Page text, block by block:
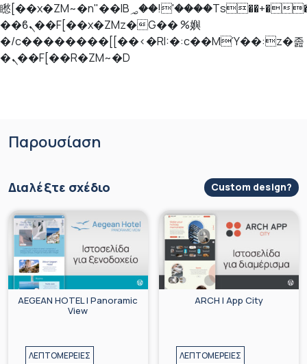
矁[��x�ZM~�n"��IB؃��!'����Тѕ��+��(m��IK�ʭ�/|
��ϐܢ��F[��x�ZMz�G�� %嬩
�/c��������[[��<�RI:�:c��MΎ��:z�졾
�ܢ��F[��R�ZM~�D
Παρουσίαση
Διαλέξτε σχέδιο Custom design?
AEGEAN HOTEL | Panoramic
View
ΛΕΠΤΟΜΕΡΕΙΕΣ
ARCH | App City
ΛΕΠΤΟΜΕΡΕΙΕΣ